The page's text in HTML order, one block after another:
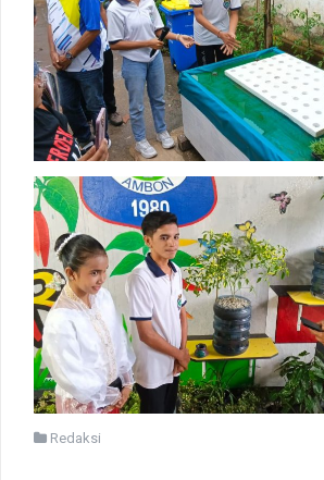
Redaksi
May 2, 2020 - 4:48 pm
Jam brapa dgr hasil ya
Guest_198
June 9, 2020 - 6:44 pm
Guest_606
June 9, 2020 - 8:21 pm
Tetaplah Jaya Almamaterku ...
Guest_123
June 13, 2020 - 2:47 pm
Mau tanya dong...
Guest_123
June 13, 2020 - 2:47 pm
Kenapa bukti Registrasi online siswa baru
email yah
Guest_625
June 16, 2020 - 7:38 am